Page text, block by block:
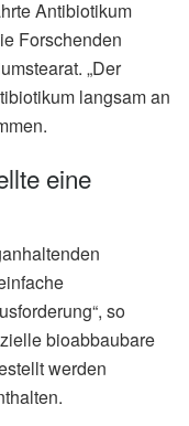
Antibiotikum
Forschenden
„Der
langsam an
eine
so
bioabbaubare
werden